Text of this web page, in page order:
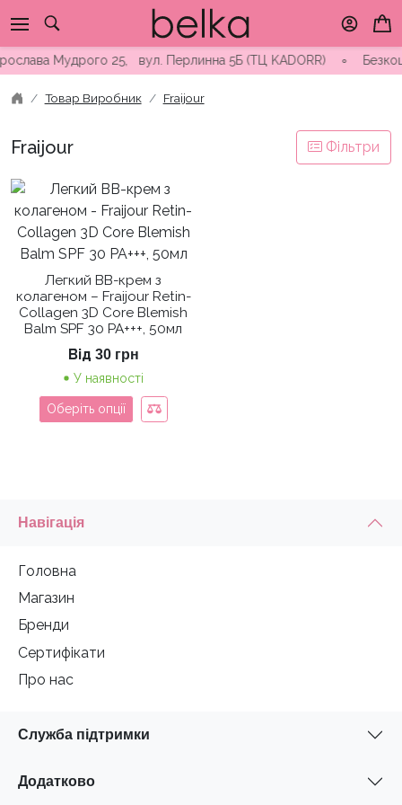
to
contentМудрого 25, вул. Перлинна 5Б (ТЦ KADORR) ∘
Товар Виробник Fraijour
Fraijour Фільтри
Легкий ВВ-крем з
колагеном – Fraijour Retin-
Collagen 3D Core Blemish
Balm SPF 30 PA+++, 50мл
Від 30 грн
У наявності
Оберіть опції
Навігація
Головна
Магазин
Бренди
Сертифікати
Про нас
Служба підтримки
Додатково